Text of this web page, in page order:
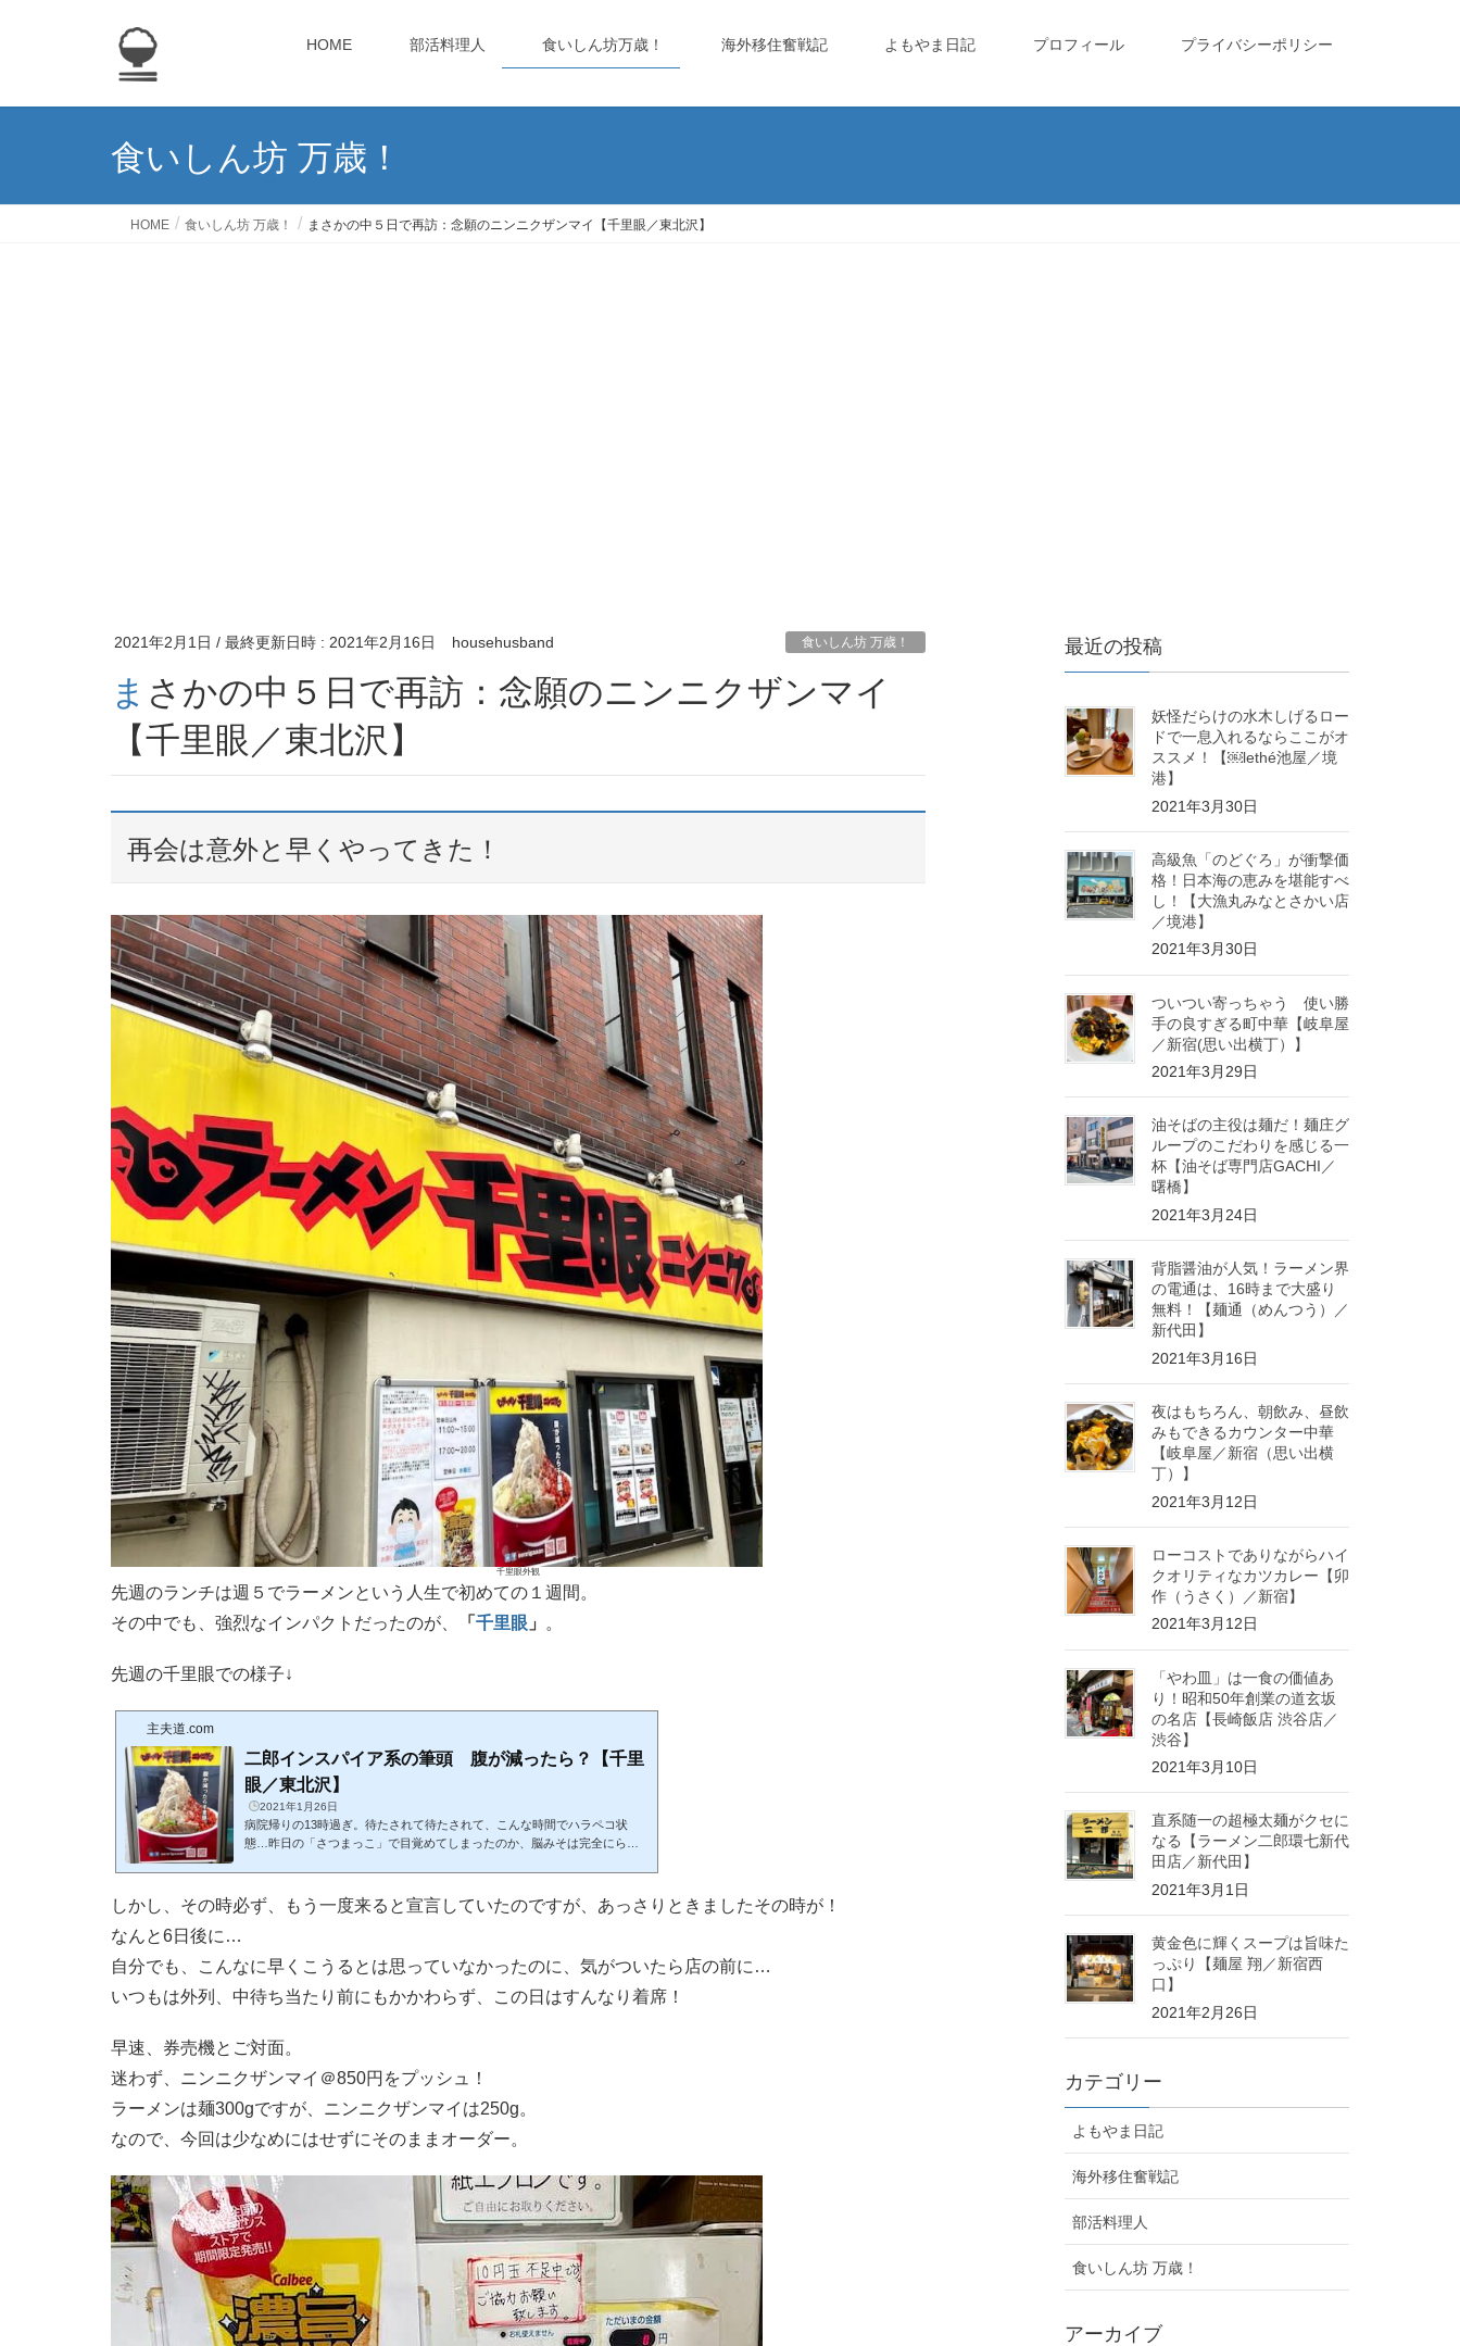
HOME 部活料理人 食いしん坊万歳！ 海外移住奮戦記 よもやま日記 プロフィール プライバシーポリシー
食いしん坊 万歳！
HOME 食いしん坊 万歳！ まさかの中５日で再訪：念願のニンニクザンマイ【千里眼／東北沢】
2021年2月1日 / 最終更新日時 : 2021年2月16日 househusband 食いしん坊 万歳！
まさかの中５日で再訪：念願のニンニクザンマイ
【千里眼／東北沢】
再会は意外と早くやってきた！
千里眼外観
先週のランチは週５でラーメンという人生で初めての１週間。
その中でも、強烈なインパクトだったのが、
「 千里眼 」 。
先週の千里眼での様子↓
主夫道.com
二郎インスパイア系の筆頭 腹が減ったら？【千里
眼／東北沢】
2021年1月26日
病院帰りの13時過ぎ。待たされて待たされて、こんな時間でハラペコ状
態…昨日の「さつまっこ」で目覚めてしまったのか、脳みそは完全にらー
ンスパイア系の店のなかでも、誰もが知る店といえば『千里眼』ではない
でしょうか？決して立地に恵まれているわけではなく、小田急線の東北沢
しかし、その時必ず、もう一度来ると宣言していたのですが、あっさりときましたその時が！
なんと6日後に…
自分でも、こんなに早くこうるとは思っていなかったのに、気がついたら店の前に…
いつもは外列、中待ち当たり前にもかかわらず、この日はすんなり着席！
早速、券売機とご対面。
迷わず、ニンニクザンマイ＠850円をプッシュ！
ラーメンは麺300gですが、ニンニクザンマイは250g。
なので、今回は少なめにはせずにそのままオーダー。
最近の投稿
妖怪だらけの水木しげるロー
ドで一息入れるならここがオ
ススメ！【￼lethé池屋／境
港】
2021年3月30日
高級魚「のどぐろ」が衝撃価
格！日本海の恵みを堪能すべ
し！【大漁丸みなとさかい店
／境港】
2021年3月30日
ついつい寄っちゃう 使い勝
手の良すぎる町中華【岐阜屋
／新宿(思い出横丁）】
2021年3月29日
油そばの主役は麺だ！麺庄グ
ループのこだわりを感じる一
杯【油そば専門店GACHI／
曙橋】
2021年3月24日
背脂醤油が人気！ラーメン界
の電通は、16時まで大盛り
無料！【麺通（めんつう）／
新代田】
2021年3月16日
夜はもちろん、朝飲み、昼飲
みもできるカウンター中華
【岐阜屋／新宿（思い出横
丁）】
2021年3月12日
ローコストでありながらハイ
クオリティなカツカレー【卯
作（うさく）／新宿】
2021年3月12日
「やわ皿」は一食の価値あ
り！昭和50年創業の道玄坂
の名店【長崎飯店 渋谷店／
渋谷】
2021年3月10日
直系随一の超極太麺がクセに
なる【ラーメン二郎環七新代
田店／新代田】
2021年3月1日
黄金色に輝くスープは旨味た
っぷり【麺屋 翔／新宿西
口】
2021年2月26日
カテゴリー
よもやま日記
海外移住奮戦記
部活料理人
食いしん坊 万歳！
アーカイブ